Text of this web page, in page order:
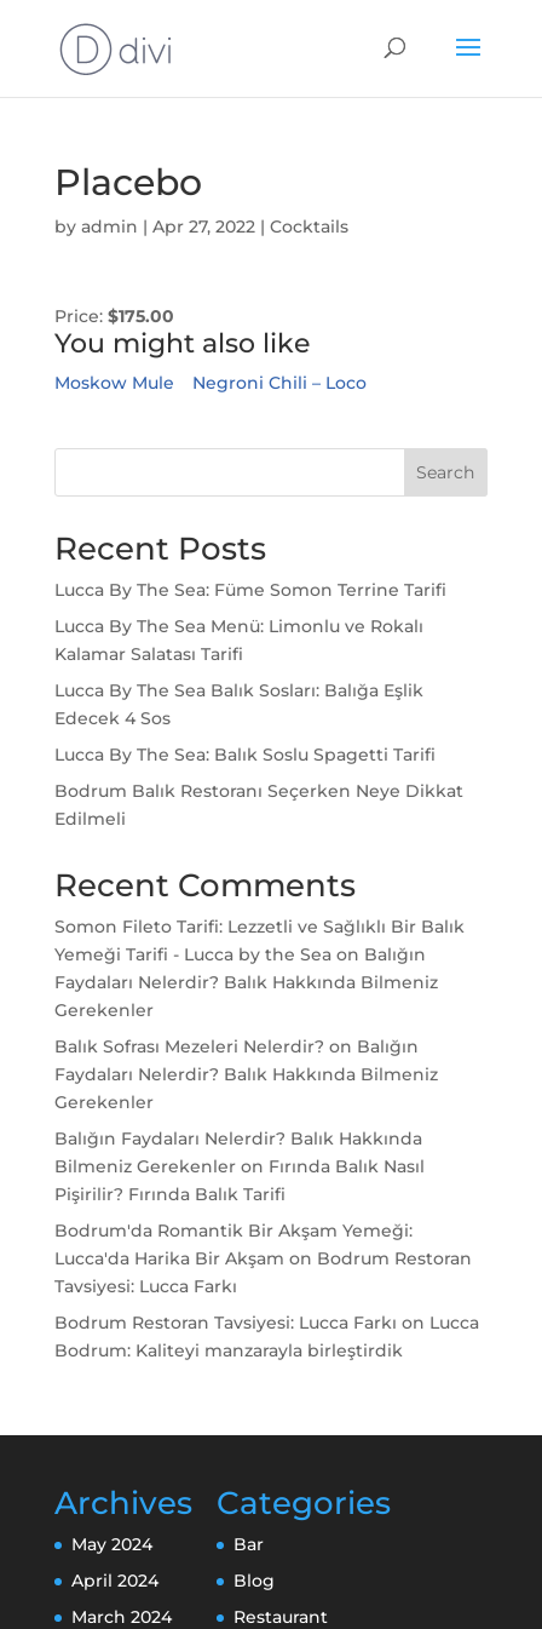
Placebo
by admin | Apr 27, 2022| Cocktails
Price: $175.00
You might also like
Moskow Mule Negroni Chili – Loco
Search
Recent Posts
Lucca By The Sea: Füme Somon Terrine Tarifi
Lucca By The Sea Menü: Limonlu ve Rokalı
Kalamar Salatası Tarifi
Lucca By The Sea Balık Sosları: Balığa Eşlik
Edecek 4 Sos
Lucca By The Sea: Balık Soslu Spagetti Tarifi
Bodrum Balık Restoranı Seçerken Neye Dikkat
Edilmeli
Recent Comments
Somon Fileto Tarifi: Lezzetli ve Sağlıklı Bir Balık
Yemeği Tarifi - Lucca by the Seaon Balığın
Faydaları Nelerdir? Balık Hakkında Bilmeniz
Gerekenler
Balık Sofrası Mezeleri Nelerdir? on Balığın
Faydaları Nelerdir? Balık Hakkında Bilmeniz
Gerekenler
Balığın Faydaları Nelerdir? Balık Hakkında
Bilmeniz Gerekenleron Fırında Balık Nasıl
Pişirilir? Fırında Balık Tarifi
Bodrum'da Romantik Bir Akşam Yemeği:
Lucca'da Harika Bir Akşam on Bodrum Restoran
Tavsiyesi: Lucca Farkı
Bodrum Restoran Tavsiyesi: Lucca Farkı on Lucca
Bodrum: Kaliteyi manzarayla birleştirdik
Archives
May 2024
April 2024
March 2024
Categories
Bar
Blog
Restaurant